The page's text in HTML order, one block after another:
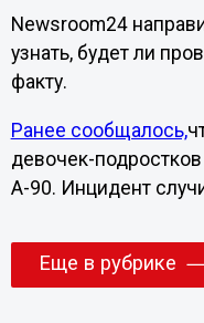
Newsroom24
узнать, будет ли
факту.
Ранее сообщалось,
девочек-
А-90. Инцидент
Еще в рубрике